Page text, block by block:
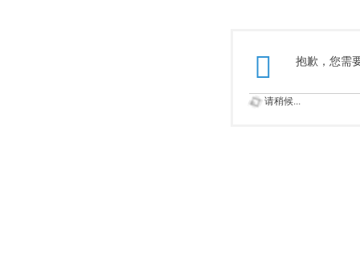
抱歉，您需
请稍候...